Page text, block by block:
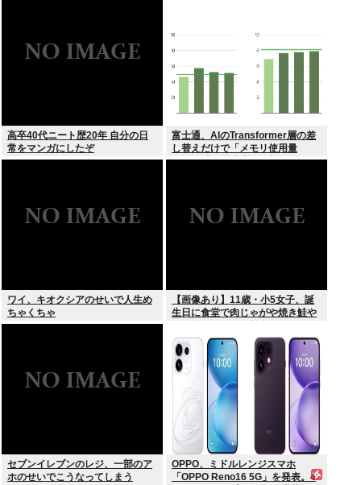
高卒40代ニート歴20年 自分の日
常をマンガにしたぞ
富士通、AIのTransformer層の差
し替えだけで「メモリ使用量
1/10」「処理速度475倍」になる
ワイ、キオクシアのせいで人生め
ちゃくちゃ
【画像あり】11歳・小5女子、誕
生日に食堂で肉じゃがや焼き鮭や
みたいに食べる
セブンイレブンのレジ、一部のア
ホのせいでこうなってしまう
OPPO、ミドルレンジスマホ
「OPPO Reno16 5G」を発表。4